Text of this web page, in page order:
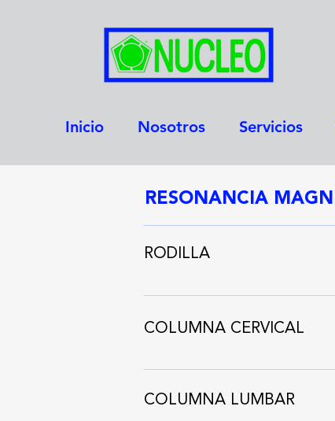
Inicio Nosotros Servicios
RESONANCIA
RODILLA
COLUMNA CERVICAL
COLUMNA LUMBAR